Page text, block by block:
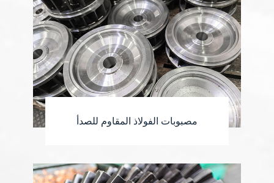
مصبوبات الفولاذ المقاوم للصدأ